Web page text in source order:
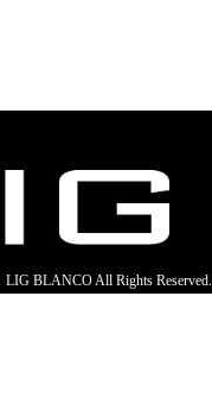
BLANCO All Rights Reserved.